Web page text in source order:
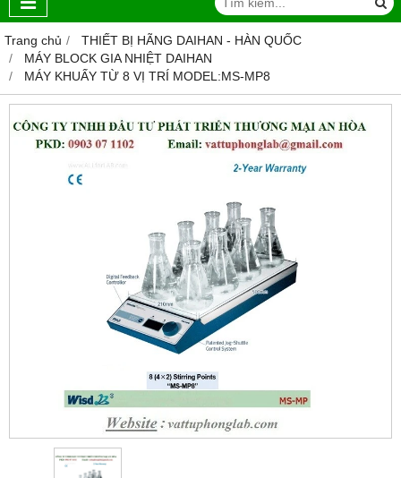
Trang chủ
THIẾT BỊ HÃNG DAIHAN - HÀN QUỐC
MÁY BLOCK GIA NHIỆT DAIHAN
MÁY KHUẤY TỪ 8 VỊ TRÍ MODEL:MS-MP8